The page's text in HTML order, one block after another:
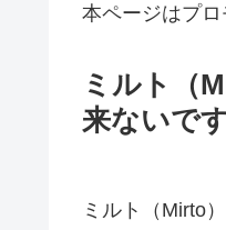
本ページはプ
ミルト（
来ないで
ミルト（Mirto